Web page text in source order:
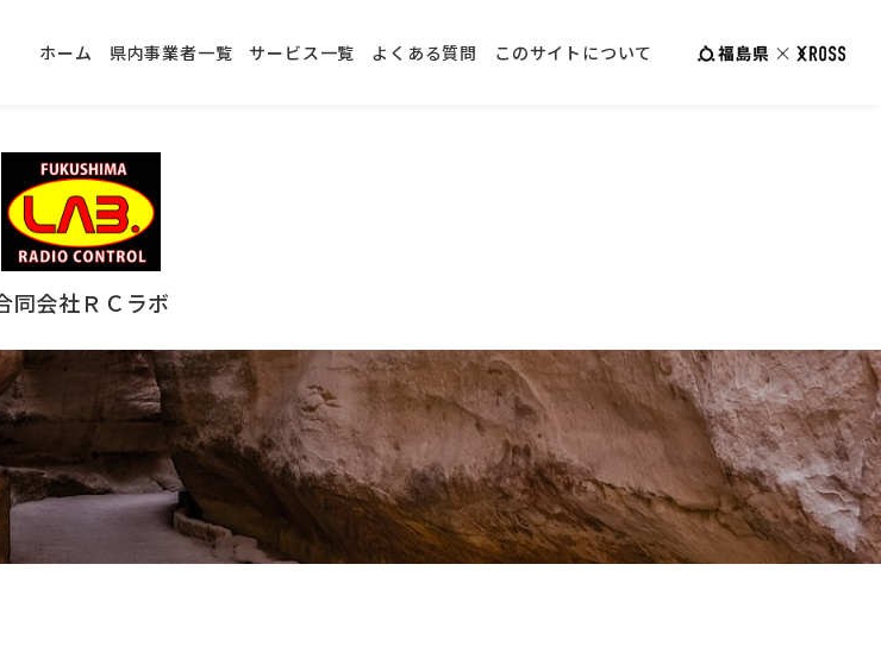
ホーム 県内事業者一覧 サービス一覧 よくある質問 このサイトについて
同会社ＲＣラボ